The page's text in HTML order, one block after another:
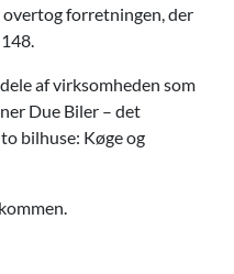
overtog forretningen, der
af virksomheden som
Due Biler – det
bilhuse: Køge og